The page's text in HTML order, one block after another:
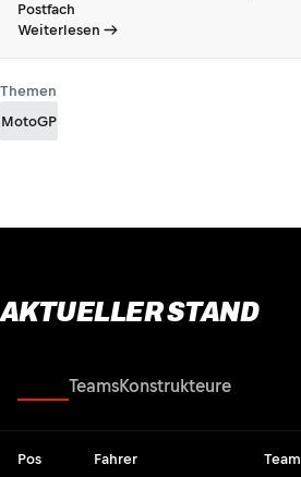
Postfach
Weiterlesen
Themen
MotoGP
AKTUELLER STAND
TeamsKonstrukteure
Pos Fahrer Team